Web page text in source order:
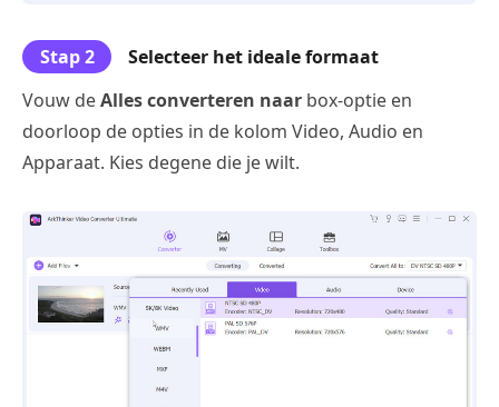
Stap 2
Selecteer het ideale formaat
Vouw deAlles converteren naar box-optie en
doorloop de opties in de kolom Video, Audio en
Apparaat. Kies degene die je wilt.